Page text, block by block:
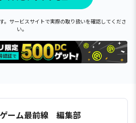
サービスサイトで実際の取り扱いを確認してくださ
い。
ーム最前線 編集部